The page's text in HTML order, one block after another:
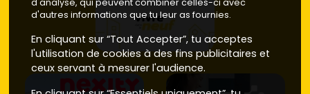
d'analyse, qui peuvent combiner celles-ci avec
d'autres informations que tu leur as fournies.
En cliquant sur “Tout Accepter”, tu acceptes
l'utilisation de cookies à des fins publicitaires et
ceux servant à mesurer l'audience.